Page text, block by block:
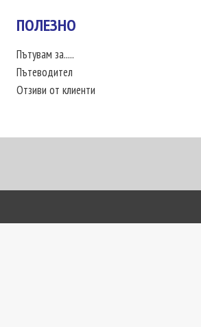
ПОЛЕЗНО
Пътувам за.....
Пътеводител
Отзиви от клиенти